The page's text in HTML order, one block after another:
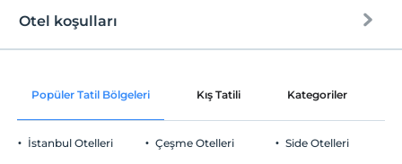
Ortak alanlar ve tüm odalar
Otel koşulları
Check/in
Check/out
En geç saat 12:00 ve öncesi
Evcil Hayvan
Popüler Tatil Bölgeleri Kış Tatili Kategoriler
İstanbul Otelleri Çeşme Otelleri Side Otelleri